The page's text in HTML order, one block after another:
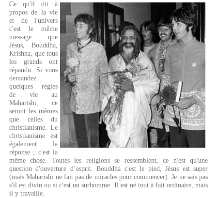
Ce qu'il dit à
propos de la vie
et de l'univers
c'est le même
message que
Jésus, Bouddha,
Krishna, que tous
les grands ont
répandu. Si vous
demandez
quelques règles
de vie au
Maharishi, ce
seront les mêmes
que celles du
christianisme. Le
christianisme est
également la
réponse ; c'est la
même chose. Toutes les religions se ressemblent, ce n'est qu'une
question d'ouverture d’esprit. Bouddha c'est le pied, Jésus est super
(mais Maharishi ne fait pas de miracles pour commencer). Je ne sais pas
s'il est divin ou si c'est un surhomme. Il est né tout à fait ordinaire, mais
il y travaille.